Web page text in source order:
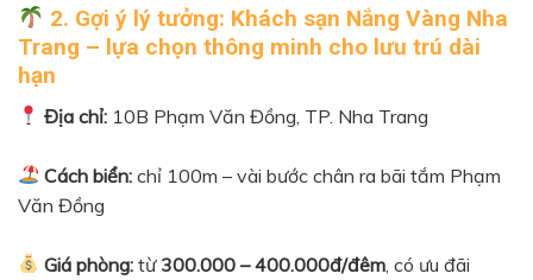
2. Gợi ý lý tưởng: Khách sạn Nắng Vàng Nha
Trang – lựa chọn thông minh cho lưu trú dài
hạn
Địa chỉ: 10B Phạm Văn Đồng, TP. Nha Trang
Cách biển: chỉ 100m – vài bước chân ra bãi tắm Phạm
Văn Đồng
Giá phòng: từ 300.000 – 400.000đ/đêm , có ưu đãi